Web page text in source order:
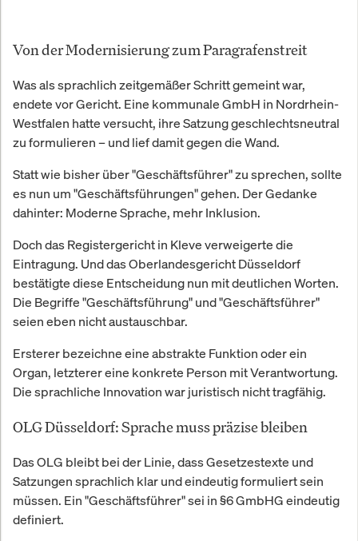
Von der Modernisierung zum Paragrafenstreit
Was als sprachlich zeitgemäßer Schritt gemeint war,
endete vor Gericht. Eine kommunale GmbH in Nordrhein-
Westfalen hatte versucht, ihre Satzung geschlechtsneutral
zu formulieren – und lief damit gegen die Wand.
Statt wie bisher über "Geschäftsführer" zu sprechen, sollte
es nun um "Geschäftsführungen" gehen. Der Gedanke
dahinter: Moderne Sprache, mehr Inklusion.
Doch das Registergericht in Kleve verweigerte die
Eintragung. Und das Oberlandesgericht Düsseldorf
bestätigte diese Entscheidung nun mit deutlichen Worten.
Die Begriffe "Geschäftsführung" und "Geschäftsführer"
seien eben nicht austauschbar.
Ersterer bezeichne eine abstrakte Funktion oder ein
Organ, letzterer eine konkrete Person mit Verantwortung.
Die sprachliche Innovation war juristisch nicht tragfähig.
OLG Düsseldorf: Sprache muss präzise bleiben
Das OLG bleibt bei der Linie, dass Gesetzestexte und
Satzungen sprachlich klar und eindeutig formuliert sein
müssen. Ein "Geschäftsführer" sei in §6 GmbHG eindeutig
definiert.